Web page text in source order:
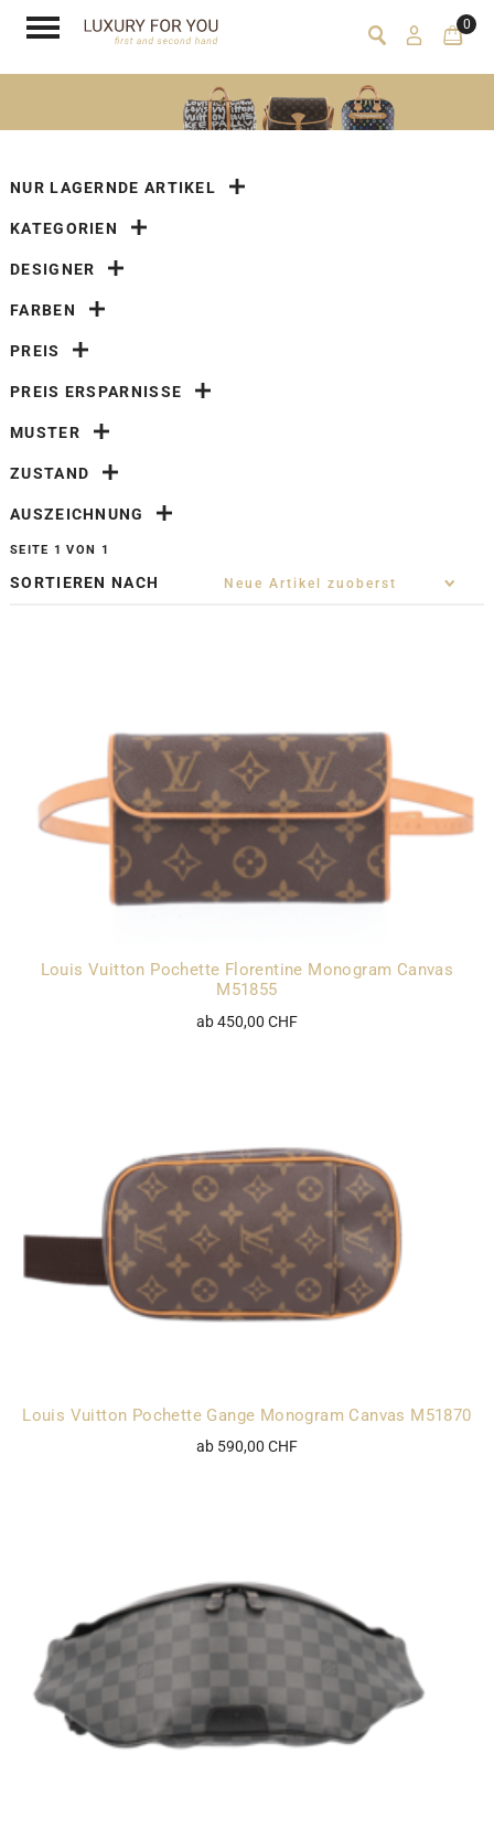
0
NUR LAGERNDE ARTIKEL
KATEGORIEN
DESIGNER
FARBEN
PREIS
PREIS ERSPARNISSE
MUSTER
ZUSTAND
AUSZEICHNUNG
SEITE 1 VON 1
SORTIEREN NACH
Louis Vuitton Pochette Florentine Monogram Canvas
M51855
ab 450,00 CHF
Louis Vuitton Pochette Gange Monogram Canvas M51870
ab 590,00 CHF